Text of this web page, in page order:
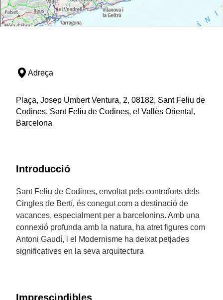
Adreça
Plaça, Josep Umbert Ventura, 2, 08182, Sant Feliu de
Codines, Sant Feliu de Codines, el Vallès Oriental,
Barcelona
Introducció
Sant Feliu de Codines, envoltat pels contraforts dels
Cingles de Bertí, és conegut com a destinació de
vacances, especialment per a barcelonins. Amb una
connexió profunda amb la natura, ha atret figures com
Antoni Gaudí, i el Modernisme ha deixat petjades
significatives en la seva arquitectura
Imprescindibles